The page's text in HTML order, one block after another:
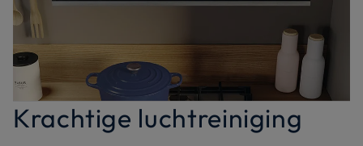
Krachtige luchtreiniging